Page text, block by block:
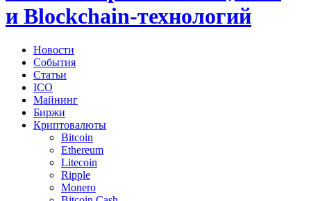
и Blockchain-технологий
Новости
События
Статьи
ICO
Майнинг
Биржи
Криптовалюты
Bitcoin
Ethereum
Litecoin
Ripple
Monero